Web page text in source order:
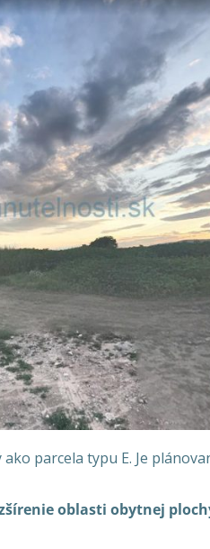
parcela typu E. Je
oblasti obytnej